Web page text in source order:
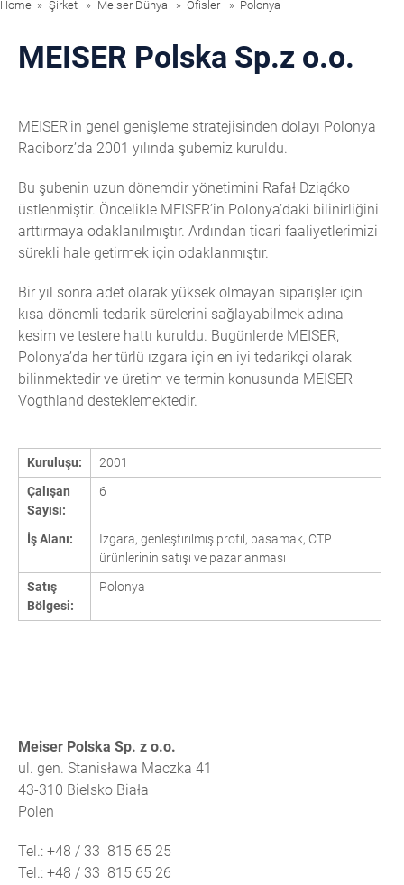
Home Şirket Meiser Dünya Ofisler Polonya
MEISER Polska Sp.z o.o.
MEISER’in genel genişleme stratejisinden dolayı Polonya
Raciborz’da 2001 yılında şubemiz kuruldu.
Bu şubenin uzun dönemdir yönetimini Rafał Dziąćko
üstlenmiştir. Öncelikle MEISER’in Polonya’daki bilinirliğini
arttırmaya odaklanılmıştır. Ardından ticari faaliyetlerimizi
sürekli hale getirmek için odaklanmıştır.
Bir yıl sonra adet olarak yüksek olmayan siparişler için
kısa dönemli tedarik sürelerini sağlayabilmek adına
kesim ve testere hattı kuruldu. Bugünlerde MEISER,
Polonya’da her türlü ızgara için en iyi tedarikçi olarak
bilinmektedir ve üretim ve termin konusunda MEISER
Vogthland desteklemektedir.
Kuruluşu:
2001
Çalışan
Sayısı:
6
İş Alanı:
Izgara, genleştirilmiş profil, basamak, CTP
ürünlerinin satışı ve pazarlanması
Satış
Bölgesi:
Polonya
Meiser Polska Sp. z o.o.
ul. gen. Stanisława Maczka 41
43-310 Bielsko Biała
Polen
Tel.: +48 / 33 815 65 25
Tel.: +48 / 33 815 65 26